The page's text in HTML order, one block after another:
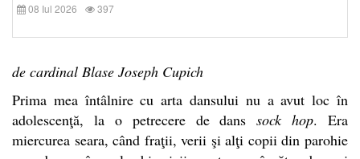
08 Iul 2026 397
de cardinal Blase Joseph Cupich
Prima mea întâlnire cu arta dansului nu a avut loc în
adolescenţă, la o petrecere de danssock hop. Era
miercurea seara, când fraţii, verii şi alţi copii din parohie